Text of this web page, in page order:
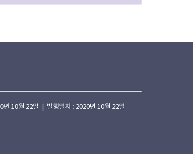
10월 22일 | 발행일자 : 2020년 10월 22일